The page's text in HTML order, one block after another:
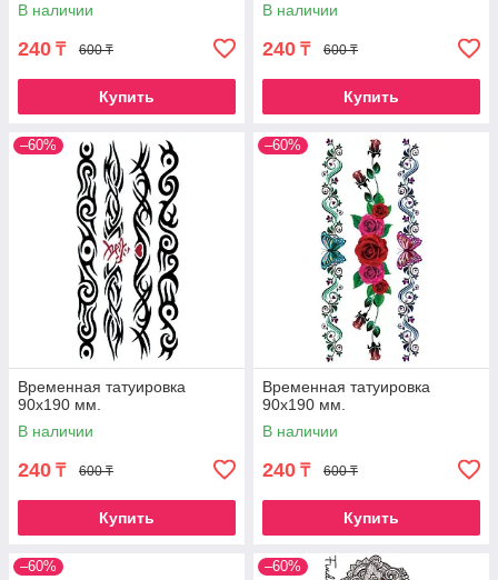
В наличии
240 ₸ 600 ₸
Купить
В наличии
240 ₸ 600 ₸
Купить
–60%
Временная татуировка
90х190 мм.
В наличии
240 ₸ 600 ₸
Купить
–60%
Временная татуировка
90х190 мм.
В наличии
240 ₸ 600 ₸
Купить
–60% –60%